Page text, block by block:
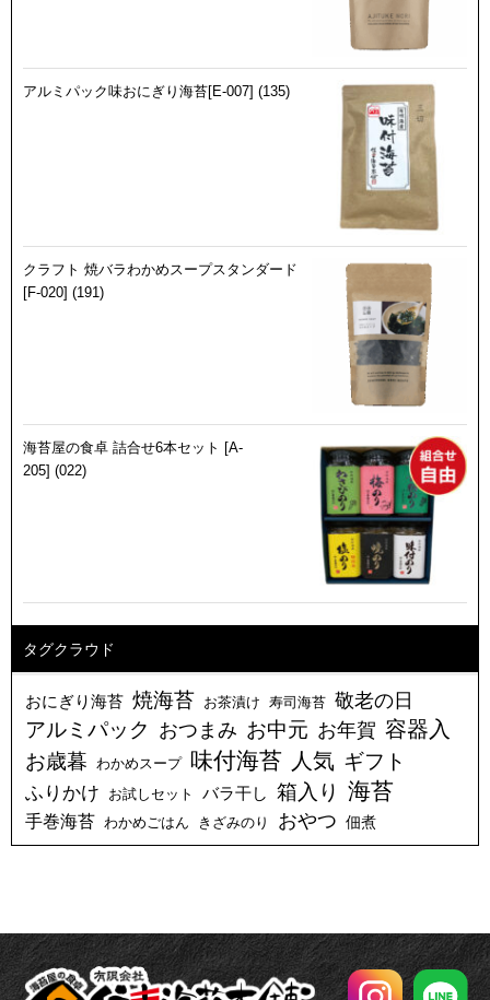
アルミパック味おにぎり海苔[E-007] (135)
クラフト 焼バラわかめスープスタンダード
[F-020] (191)
海苔屋の食卓 詰合せ6本セット [A-
205] (022)
タグクラウド
おにぎり海苔 焼海苔 お茶漬け 寿司海苔 敬老の日
アルミパック おつまみ お中元 お年賀 容器入
お歳暮 わかめスープ 味付海苔 人気 ギフト
ふりかけ お試しセット バラ干し 箱入り 海苔
手巻海苔 わかめごはん きざみのり おやつ 佃煮